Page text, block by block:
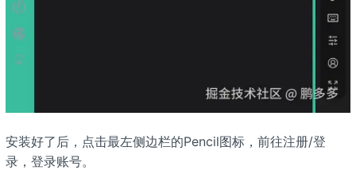
安装好了后，点击最左侧边栏的Pencil图标，前往注册/登
录，登录账号。